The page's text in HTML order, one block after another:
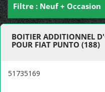
Filtre : Neuf + Occasion
BOITIER ADDITIONNEL
POUR FIAT PUNTO (188)
51735169